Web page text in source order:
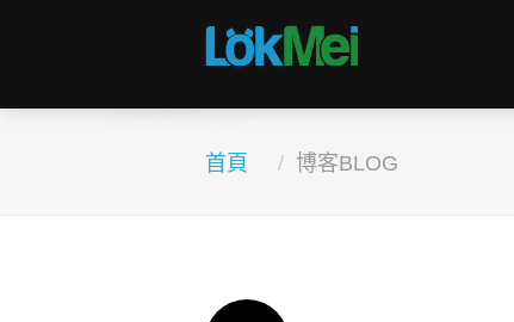
首頁 博客BLOG